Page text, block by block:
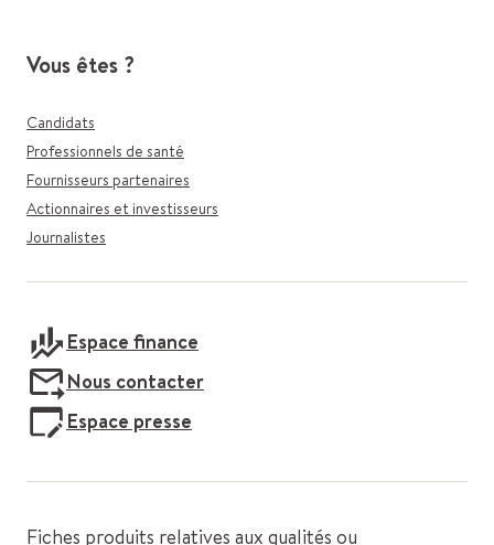
Vous êtes ?
Candidats
Professionnels de santé
Fournisseurs partenaires
Actionnaires et investisseurs
Journalistes
Espace finance
Nous contacter
Espace presse
Fiches produits relatives aux qualités ou